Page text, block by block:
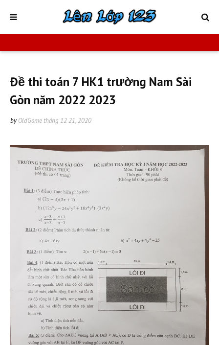
Đề thi toán 7 HK1 trường Nam Sài
Gòn năm 2022 2023
by OldGame tháng 12 21, 2020